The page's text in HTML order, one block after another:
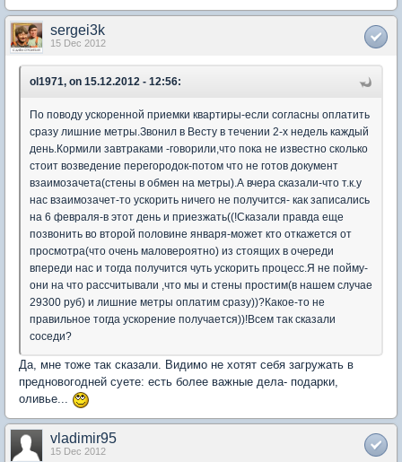
sergei3k
15 Dec 2012
ol1971, on 15.12.2012 - 12:56:
По поводу ускоренной приемки квартиры-если согласны оплатить
сразу лишние метры.Звонил в Весту в течении 2-х недель каждый
день.Кормили завтраками -говорили,что пока не известно сколько
стоит возведение перегородок-потом что не готов документ
взаимозачета(стены в обмен на метры).А вчера сказали-что т.к.у
нас взаимозачет-то ускорить ничего не получится- как записались
на 6 февраля-в этот день и приезжать((!Сказали правда еще
позвонить во второй половине января-может кто откажется от
просмотра(что очень маловероятно) из стоящих в очереди
впереди нас и тогда получится чуть ускорить процесс.Я не пойму-
они на что рассчитывали ,что мы и стены простим(в нашем случае
29300 руб) и лишние метры оплатим сразу))?Какое-то не
правильное тогда ускорение получается))!Всем так сказали
соседи?
Да, мне тоже так сказали. Видимо не хотят себя загружать в
предновогодней суете: есть более важные дела- подарки,
оливье...
vladimir95
15 Dec 2012